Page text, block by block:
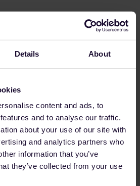
Details About
content and ads, to
and to analyse our traffic.
about your use of our site with
and analytics partners who
information that you’ve
they’ve collected from your use
Daten mit
Proof